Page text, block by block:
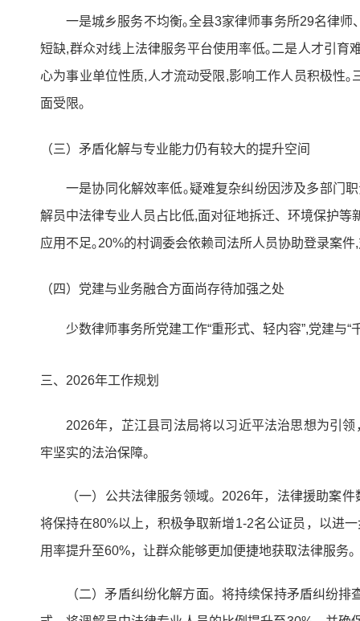
一是城乡服务不均衡｡全县3家律师事务所29名律
短缺,群众对线上法律服务平台使用率低｡二是人才引育
心为事业单位性质,人才流动受限,影响工作人员积极性
面受限｡
（三）矛盾化解与专业能力仍有较大的提升空间
一是协同化解效率低｡疑难复杂纠纷因涉及多部门
解员中法律专业人员占比低,面对征地拆迁、环境保护
应用不足｡20%的村调委会依赖司法所人员协助登录案
（四）党建与业务融合方面尚存待加强之处
少数律师事务所党建工作“重形式、轻内容”,党建与
三、2026年工作规划
2026年，芷江县司法局将以习近平法治思想为引
牢坚实的法治保障。
（一）公共法律服务领域。2026年，法律援助案
将保持在80%以上，积极争取新增1-2名公证员，以进
用率提升至60%，让群众能够更加便捷地获取法律服务
（二）矛盾纠纷化解方面。将持续保持矛盾纠纷